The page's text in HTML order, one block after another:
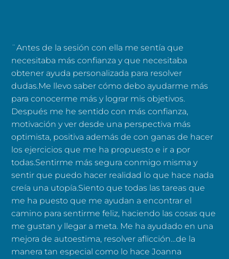
¨Antes de la sesión con ella me sentía que
necesitaba más confianza y que necesitaba
obtener ayuda personalizada para resolver
dudas.Me llevo saber cómo debo ayudarme más
para conocerme más y lograr mis objetivos.
Después me he sentido con más confianza,
motivación y ver desde una perspectiva más
optimista, positiva además de con ganas de hacer
los ejercicios que me ha propuesto e ir a por
todas.Sentirme más segura conmigo misma y
sentir que puedo hacer realidad lo que hace nada
creía una utopía.Siento que todas las tareas que
me ha puesto que me ayudan a encontrar el
camino para sentirme feliz, haciendo las cosas que
me gustan y llegar a meta. Me ha ayudado en una
mejora de autoestima, resolver aflicción…de la
manera tan especial como lo hace Joanna